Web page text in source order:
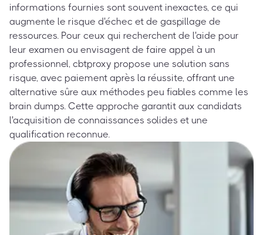
informations fournies sont souvent inexactes, ce qui
augmente le risque d'échec et de gaspillage de
ressources. Pour ceux qui recherchent de l'aide pour
leur examen ou envisagent de faire appel à un
professionnel, cbtproxy propose une solution sans
risque, avec paiement après la réussite, offrant une
alternative sûre aux méthodes peu fiables comme les
brain dumps. Cette approche garantit aux candidats
l'acquisition de connaissances solides et une
qualification reconnue.